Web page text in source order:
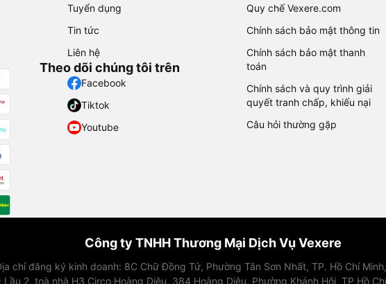
Tuyển dụng
Tin tức
Liên hệ
Theo dõi chúng tôi trên
Facebook
Tiktok
Youtube
Quy chế Vexere.com
Chính sách bảo mật thông tin
Chính sách bảo mật thanh
toán
Chính sách và quy trình giải
quyết tranh chấp, khiếu nại
Câu hỏi thường gặp
Công ty TNHH Thương Mại Dịch Vụ Vexere
chỉ đăng ký kinh doanh: 8C Chữ Đồng Tử, Phường Tân Sơn Nhất, TP. Hồ Chí
: Lầu 2, toà nhà H3 Circo Hoàng Diệu, 384 Hoàng Diệu, Phường Khánh Hội, TP Hồ